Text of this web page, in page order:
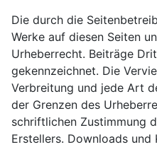
Die durch die
Werke auf diesen Seiten
Urheberrecht. Beiträge
gekennzeichnet. Die
Verbreitung und jede Art
der Grenzen des
schriftlichen Zustimmung
Erstellers. Downloads und